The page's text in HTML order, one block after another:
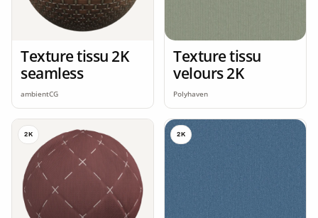
Texture tissu 2K
seamless
ambientCG
Texture tissu
velours 2K
Polyhaven
2K 2K